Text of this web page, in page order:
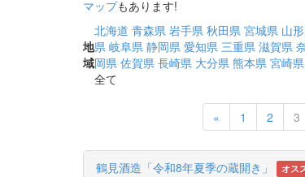
マップもあります!
地
域
北海道 青森県 岩手県 秋田県 宮城県 山
県 岐阜県 静岡県 愛知県 三重県 滋賀県
岡県 佐賀県 長崎県 大分県 熊本県 宮崎県
全て
« Previous
1 2 3
鶴見酒造「令和8年夏季の蔵開き」 オス